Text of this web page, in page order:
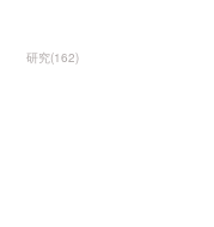
研究(162)